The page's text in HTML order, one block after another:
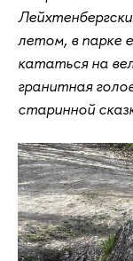
летом, в парке
кататься на
гранитная
старинной